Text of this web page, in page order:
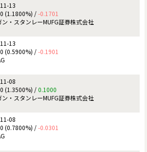
13
(1.1800%) /-0.1701
ン・スタンレーMUFG証券株式会社
13
(0.5900%) /-0.1901
08
(1.3500%) /0.1000
ン・スタンレーMUFG証券株式会社
08
(0.7800%) /-0.0301